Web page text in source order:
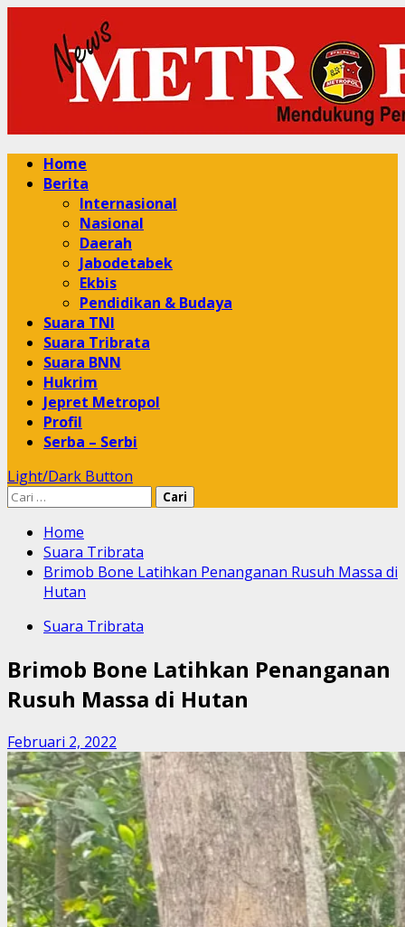
content
Primary
Menu
Home
Berita
Internasional
Nasional
Daerah
Jabodetabek
Ekbis
Pendidikan & Budaya
Suara TNI
Suara Tribrata
Suara BNN
Hukrim
Jepret Metropol
Profil
Serba – Serbi
Light/Dark Button
Cari
Home
Suara Tribrata
Brimob Bone Latihkan Penanganan Rusuh Massa di
Hutan
Suara Tribrata
Brimob Bone Latihkan Penanganan
Rusuh Massa di Hutan
Februari 2, 2022